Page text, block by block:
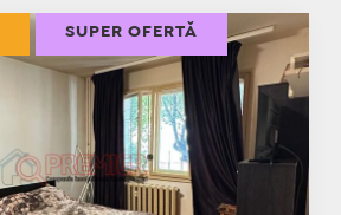
SUPER OFERTĂ